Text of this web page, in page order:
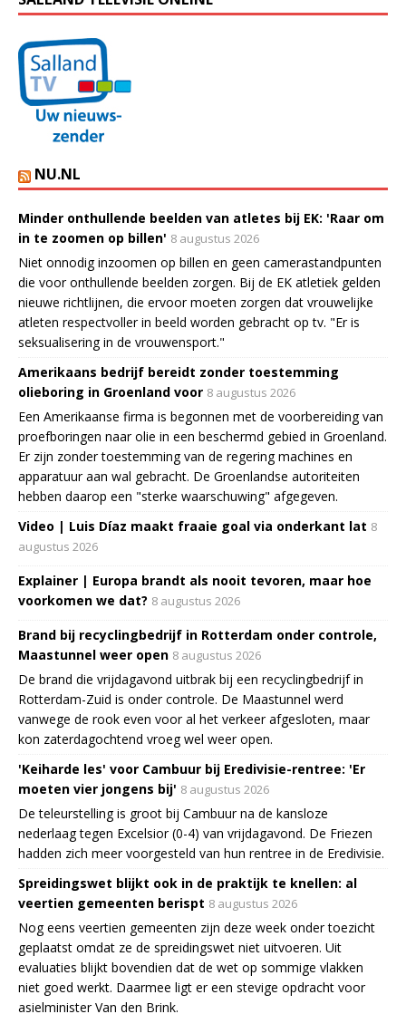
NU.NL
Minder onthullende beelden van atletes bij EK: 'Raar om
in te zoomen op billen' 8 augustus 2026
Niet onnodig inzoomen op billen en geen camerastandpunten
die voor onthullende beelden zorgen. Bij de EK atletiek gelden
nieuwe richtlijnen, die ervoor moeten zorgen dat vrouwelijke
atleten respectvoller in beeld worden gebracht op tv. "Er is
seksualisering in de vrouwensport."
Amerikaans bedrijf bereidt zonder toestemming
olieboring in Groenland voor 8 augustus 2026
Een Amerikaanse firma is begonnen met de voorbereiding van
proefboringen naar olie in een beschermd gebied in Groenland.
Er zijn zonder toestemming van de regering machines en
apparatuur aan wal gebracht. De Groenlandse autoriteiten
hebben daarop een "sterke waarschuwing" afgegeven.
Video | Luis Díaz maakt fraaie goal via onderkant lat 8
augustus 2026
Explainer | Europa brandt als nooit tevoren, maar hoe
voorkomen we dat? 8 augustus 2026
Brand bij recyclingbedrijf in Rotterdam onder controle,
Maastunnel weer open 8 augustus 2026
De brand die vrijdagavond uitbrak bij een recyclingbedrijf in
Rotterdam-Zuid is onder controle. De Maastunnel werd
vanwege de rook even voor al het verkeer afgesloten, maar
kon zaterdagochtend vroeg wel weer open.
'Keiharde les' voor Cambuur bij Eredivisie-rentree: 'Er
moeten vier jongens bij' 8 augustus 2026
De teleurstelling is groot bij Cambuur na de kansloze
nederlaag tegen Excelsior (0-4) van vrijdagavond. De Friezen
hadden zich meer voorgesteld van hun rentree in de Eredivisie.
Spreidingswet blijkt ook in de praktijk te knellen: al
veertien gemeenten berispt 8 augustus 2026
Nog eens veertien gemeenten zijn deze week onder toezicht
geplaatst omdat ze de spreidingswet niet uitvoeren. Uit
evaluaties blijkt bovendien dat de wet op sommige vlakken
niet goed werkt. Daarmee ligt er een stevige opdracht voor
asielminister Van den Brink.